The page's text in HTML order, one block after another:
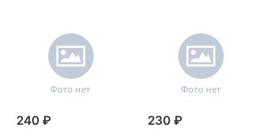
240 ₽ 230 ₽